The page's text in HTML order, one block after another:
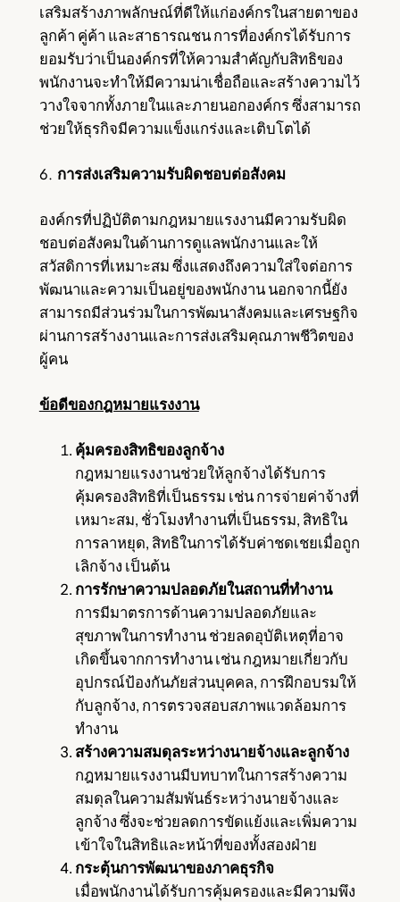
เสริมสร้างภาพลักษณ์ที่ดีให้แก่องค์กรในสายตาของ
ลูกค้า คู่ค้า และสาธารณชน การที่องค์กรได้รับการ
ยอมรับว่าเป็นองค์กรที่ให้ความสำคัญกับสิทธิของ
พนักงานจะทำให้มีความน่าเชื่อถือและสร้างความไว้
วางใจจากทั้งภายในและภายนอกองค์กร ซึ่งสามารถ
ช่วยให้ธุรกิจมีความแข็งแกร่งและเติบโตได้
6. การส่งเสริมความรับผิดชอบต่อสังคม
องค์กรที่ปฏิบัติตามกฎหมายแรงงานมีความรับผิด
ชอบต่อสังคมในด้านการดูแลพนักงานและให้
สวัสดิการที่เหมาะสม ซึ่งแสดงถึงความใส่ใจต่อการ
พัฒนาและความเป็นอยู่ของพนักงาน นอกจากนี้ยัง
สามารถมีส่วนร่วมในการพัฒนาสังคมและเศรษฐกิจ
ผ่านการสร้างงานและการส่งเสริมคุณภาพชีวิตของ
ผู้คน
ข้อดีของกฎหมายแรงงาน
คุ้มครองสิทธิของลูกจ้าง
กฎหมายแรงงานช่วยให้ลูกจ้างได้รับการ
คุ้มครองสิทธิที่เป็นธรรม เช่น การจ่ายค่าจ้างที่
เหมาะสม, ชั่วโมงทำงานที่เป็นธรรม, สิทธิใน
การลาหยุด, สิทธิในการได้รับค่าชดเชยเมื่อถูก
เลิกจ้าง เป็นต้น
การรักษาความปลอดภัยในสถานที่ทำงาน
การมีมาตรการด้านความปลอดภัยและ
สุขภาพในการทำงาน ช่วยลดอุบัติเหตุที่อาจ
เกิดขึ้นจากการทำงาน เช่น กฎหมายเกี่ยวกับ
อุปกรณ์ป้องกันภัยส่วนบุคคล, การฝึกอบรมให้
กับลูกจ้าง, การตรวจสอบสภาพแวดล้อมการ
ทำงาน
สร้างความสมดุลระหว่างนายจ้างและลูกจ้าง
กฎหมายแรงงานมีบทบาทในการสร้างความ
สมดุลในความสัมพันธ์ระหว่างนายจ้างและ
ลูกจ้าง ซึ่งจะช่วยลดการขัดแย้งและเพิ่มความ
เข้าใจในสิทธิและหน้าที่ของทั้งสองฝ่าย
กระตุ้นการพัฒนาของภาคธุรกิจ
เมื่อพนักงานได้รับการคุ้มครองและมีความพึง